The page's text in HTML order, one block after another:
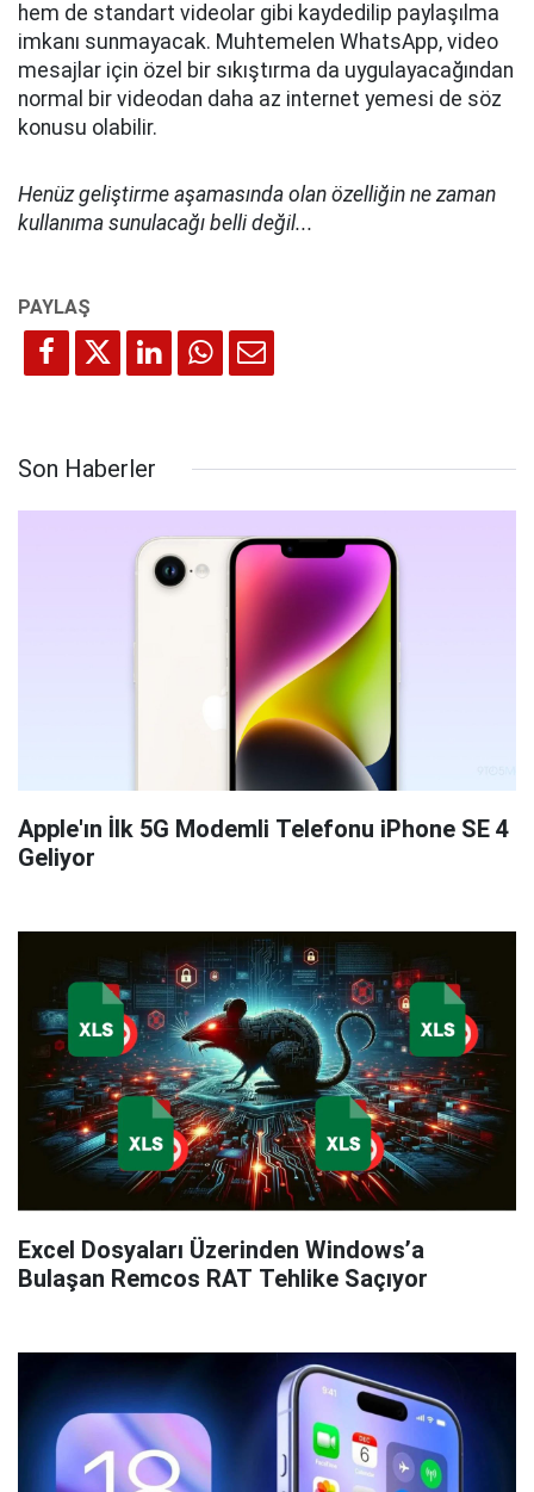
hem de standart videolar gibi kaydedilip paylaşılma
imkanı sunmayacak. Muhtemelen WhatsApp, video
mesajlar için özel bir sıkıştırma da uygulayacağından
normal bir videodan daha az internet yemesi de söz
konusu olabilir.
Henüz geliştirme aşamasında olan özelliğin ne zaman
kullanıma sunulacağı belli değil...
Son Haberler
Apple'ın İlk 5G Modemli Telefonu iPhone SE 4
Geliyor
Excel Dosyaları Üzerinden Windows’a
Bulaşan Remcos RAT Tehlike Saçıyor